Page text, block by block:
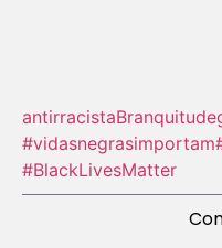
antirracistaBranquitude
#vidasnegrasimportam
#BlackLivesMatter